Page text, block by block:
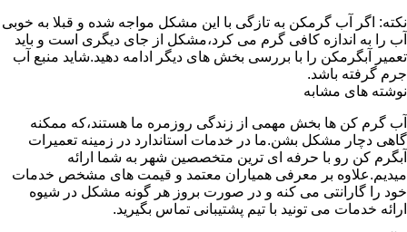
نکته: اگر آب گرمکن به تازگی با این مشکل مواجه شده و قبلا به خوبی
آب را به اندازه کافی گرم می کرد،مشکل از جای دیگری است و باید
تعمیر آبگرمکن را با بررسی بخش های دیگر ادامه دهید.شاید منبع آب
جرم گرفته باشد.
نوشته های مشابه
آب گرم کن ها بخش مهمی از زندگی روزمره ما هستند،که ممکنه
گاهی دچار مشکل بشن.ما در خدمات استاندارد در زمینه تعمیرات
آبگرم کن رو با حرفه ای ترین متخصصین شهر به شما ارائه
میدیم.علاوه بر معرفی همیاران معتمد و قیمت های مشخص خدمات
خود را گارانتی می کنه و در صورت بروز هر گونه مشکل در شیوه
ارائه خدمات می تونید با تیم پشتیبانی تماس بگیرید.